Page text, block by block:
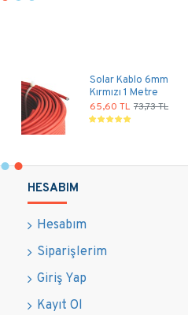
Alüminyum Güneş
Paneli Kenar
Kelepçe Takımı
116,10 TL 130,50 TL
HESABIM
Hesabım
Siparişlerim
Giriş Yap
Kayıt Ol